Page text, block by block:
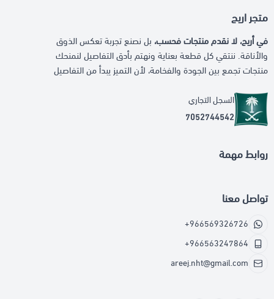
متجر اريج
في أريج، لا نقدم منتجات فحسب، بل نصنع تجربة تعكس الذوق
والأناقة. ننتقي كل قطعة بعناية ونهتم بأدق التفاصيل لنمنحك
منتجات تجمع بين الجودة والفخامة، لأن التميز يبدأ من التفاصيل
السجل التجاري
7052744542
روابط مهمة
تواصل معنا
+966569326726
+966563247864
areej.nht@gmail.com